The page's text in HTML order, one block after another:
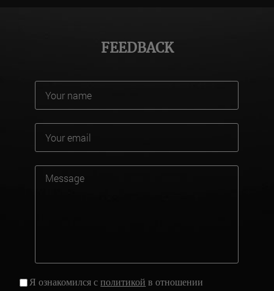
FEEDBACK
Я ознакомился сполитикой в отношении